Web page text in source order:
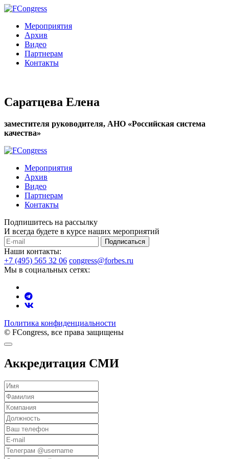
Мероприятия
Архив
Видео
Партнерам
Контакты
Саратцева Елена
заместителя руководителя, АНО «Российская система
качества»
Мероприятия
Архив
Видео
Партнерам
Контакты
Подпишитесь на рассылку
И всегда будете в курсе наших мероприятий
Подписаться
Наши контакты:
+7 (495) 565 32 06 congress@forbes.ru
Мы в социальных сетях:
Политика конфиденциальности
© FCongress, все права защищены
Аккредитация СМИ